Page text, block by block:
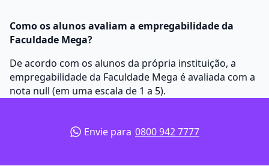
Como os alunos avaliam a empregabilidade da
Faculdade Mega?
De acordo com os alunos da própria instituição, a
empregabilidade da Faculdade Mega é avaliada com a
nota null (em uma escala de 1 a 5).
Envie para 0800 942 7777